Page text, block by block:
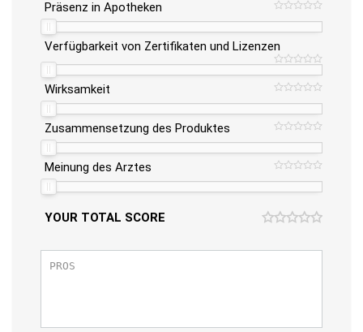
Präsenz in Apotheken
Verfügbarkeit von Zertifikaten und Lizenzen
Wirksamkeit
Zusammensetzung des Produktes
Meinung des Arztes
YOUR TOTAL SCORE